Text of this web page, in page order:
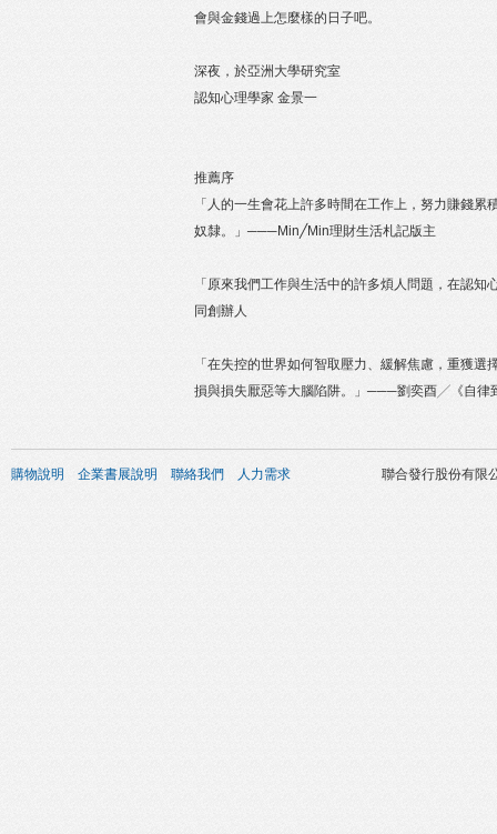
會與金錢過上怎麼樣的日子吧。
深夜，於亞洲大學研究室
認知心理學家 金景一
推薦序
「人的一生會花上許多時間在工作上，努力賺錢
奴隸。」───Min╱Min理財生活札記版主
「原來我們工作與生活中的許多煩人問題，在認
同創辦人
「在失控的世界如何智取壓力、緩解焦慮，重獲
損與損失厭惡等大腦陷阱。」───劉奕酉╱《自律
購物說明 企業書展說明 聯絡我們 人力需求 聯合發行股份有限